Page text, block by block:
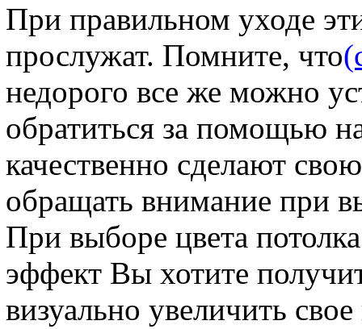
При правильном уходе
прослужат. Помните, что
недорого все же можно
обратиться за помощью
качественно сделают
обращать внимание при
При выборе цвета
эффект Вы хотите
визуально увеличить